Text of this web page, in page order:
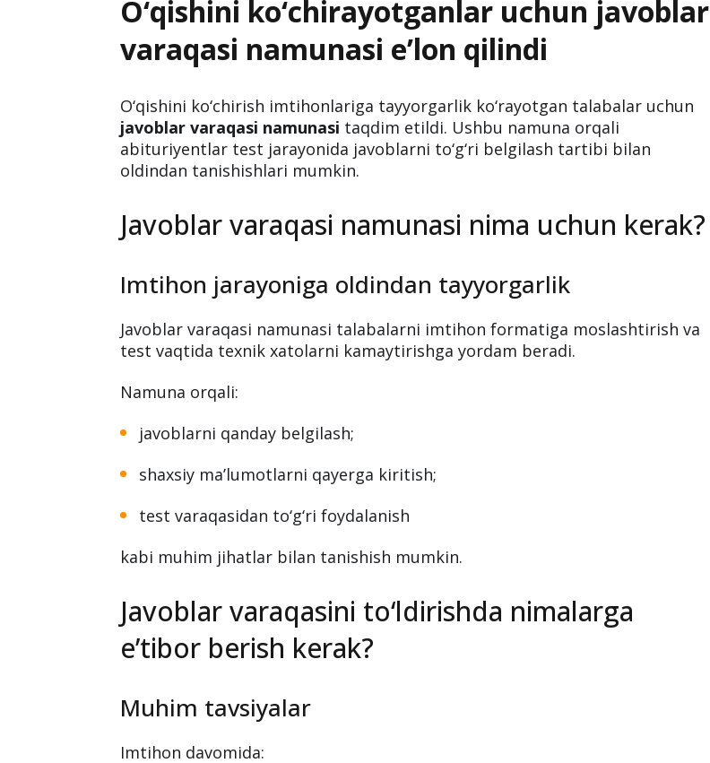
O‘qishini ko‘chirayotganlar uchun javoblar
varaqasi namunasi e’lon qilindi
O‘qishini ko‘chirish imtihonlariga tayyorgarlik ko‘rayotgan talabalar uchun
javoblar varaqasi namunasi taqdim etildi. Ushbu namuna orqali
abituriyentlar test jarayonida javoblarni to‘g‘ri belgilash tartibi bilan
oldindan tanishishlari mumkin.
Javoblar varaqasi namunasi nima uchun kerak?
Imtihon jarayoniga oldindan tayyorgarlik
Javoblar varaqasi namunasi talabalarni imtihon formatiga moslashtirish va
test vaqtida texnik xatolarni kamaytirishga yordam beradi.
Namuna orqali:
javoblarni qanday belgilash;
shaxsiy ma’lumotlarni qayerga kiritish;
test varaqasidan to‘g‘ri foydalanish
kabi muhim jihatlar bilan tanishish mumkin.
Javoblar varaqasini to‘ldirishda nimalarga
e’tibor berish kerak?
Muhim tavsiyalar
Imtihon davomida: